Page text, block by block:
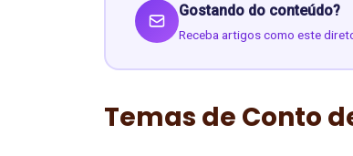
Gostando do conteúdo?
Receba artigos como este
Temas de Conto